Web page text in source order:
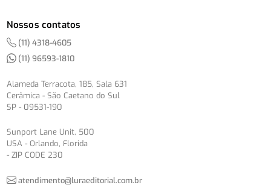
Nossos contatos
(11) 4318-4605
(11) 96593-1810
Alameda Terracota, 185, Sala 631
Cerâmica - São Caetano do Sul
SP - 09531-190
Sunport Lane Unit, 500
USA - Orlando, Florida
- ZIP CODE 230
atendimento@luraeditorial.com.br